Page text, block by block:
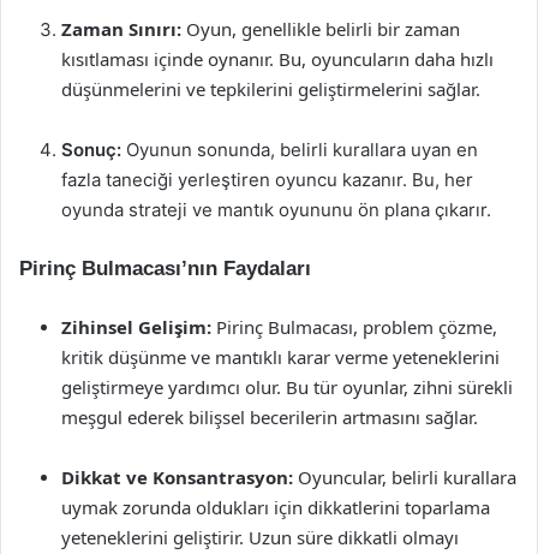
Zaman Sınırı: Oyun, genellikle belirli bir zaman
kısıtlaması içinde oynanır. Bu, oyuncuların daha hızlı
düşünmelerini ve tepkilerini geliştirmelerini sağlar.
Sonuç: Oyunun sonunda, belirli kurallara uyan en
fazla taneciği yerleştiren oyuncu kazanır. Bu, her
oyunda strateji ve mantık oyununu ön plana çıkarır.
Pirinç Bulmacası’nın Faydaları
Zihinsel Gelişim: Pirinç Bulmacası, problem çözme,
kritik düşünme ve mantıklı karar verme yeteneklerini
geliştirmeye yardımcı olur. Bu tür oyunlar, zihni sürekli
meşgul ederek bilişsel becerilerin artmasını sağlar.
Dikkat ve Konsantrasyon: Oyuncular, belirli kurallara
uymak zorunda oldukları için dikkatlerini toparlama
yeteneklerini geliştirir. Uzun süre dikkatli olmayı